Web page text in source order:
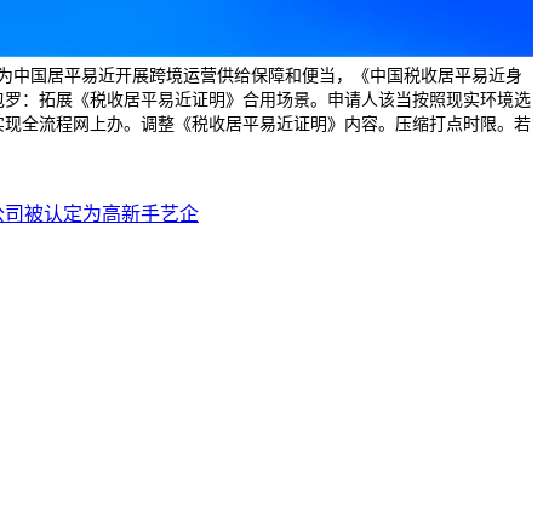
国居平易近开展跨境运营供给保障和便当，《中国税收居平易近身
：拓展《税收居平易近证明》合用场景。申请人该当按照现实环境选
全流程网上办。调整《税收居平易近证明》内容。压缩打点时限。若
被认定为高新手艺企